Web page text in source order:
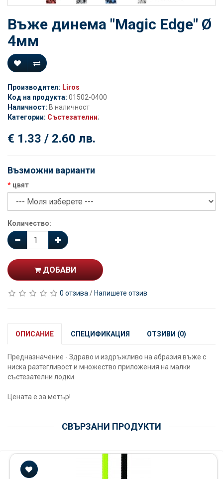
Въже динема "Magic Edge" Ø
4мм
Производител: Liros
Код на продукта: 01502-0400
Наличност: В наличност
Категории: Състезателни;
€ 1.33 / 2.60 лв.
Възможни варианти
цвят
Количество:
ДОБАВИ
0 отзива / Напишете отзив
ОПИСАНИЕ СПЕЦИФИКАЦИЯ ОТЗИВИ (0)
Предназначение - Здраво и издръжливо на абразия въже с
ниска разтегливост и множество приложения на малки
състезателни лодки.
Цената е за метър!
СВЪРЗАНИ ПРОДУКТИ